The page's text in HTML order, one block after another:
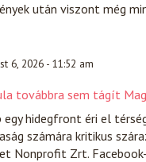
után viszont még
6, 2026 - 11:52 am
továbbra sem tágít
egy hidegfront éri el
számára kritikus
Nonprofit Zrt.